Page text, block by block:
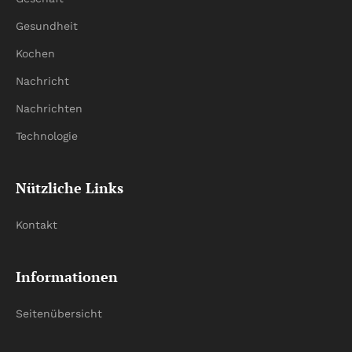
Gesundheit
Kochen
Nachricht
Nachrichten
Technologie
Nützliche Links
Kontakt
Informationen
Seitenübersicht